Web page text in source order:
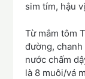
sim tím, hậu
Từ mắm tôm
đường,
nước chấm
là 8 muôi/vá